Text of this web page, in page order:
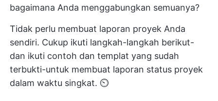
bagaimana Anda menggabungkan semuanya?
Tidak perlu membuat laporan proyek Anda
sendiri. Cukup ikuti langkah-langkah berikut-
dan ikuti contoh dan templat yang sudah
terbukti-untuk membuat laporan status proyek
dalam waktu singkat. ⏲️